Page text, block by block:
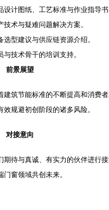
设计图纸、工艺标准与作业指导书
技术与疑难问题解决方案。
选型建议与供应链资源介绍。
与技术骨干的培训支持。
前景展望
建筑节能标准的不断提高和消费
效规避初创阶段的诸多风险。
对接意向
期待与真诚、有实力的伙伴进行
门窗领域共创未来。